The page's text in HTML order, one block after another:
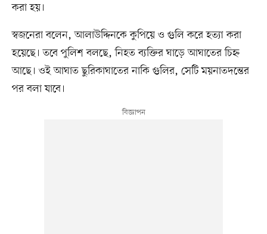
করা হয়।
স্বজনেরা বলেন, আলাউদ্দিনকে কুপিয়ে ও গুলি করে হত্যা করা
হয়েছে। তবে পুলিশ বলছে, নিহত ব্যক্তির ঘাড়ে আঘাতের চিহ্ন
আছে। ওই আঘাত ছুরিকাঘাতের নাকি গুলির, সেটি ময়নাতদন্তের
পর বলা যাবে।